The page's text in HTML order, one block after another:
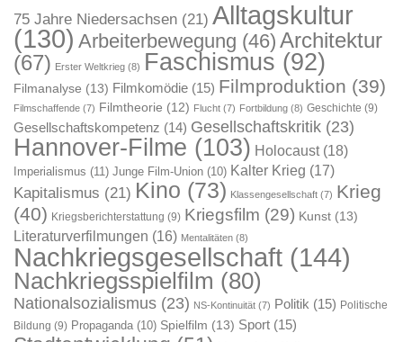
75 Jahre Niedersachsen (21) Alltagskultur
(130) Arbeiterbewegung (46) Architektur
(67) Erster Weltkrieg (8) Faschismus (92)
Filmanalyse (13) Filmkomödie (15) Filmproduktion (39)
Filmschaffende (7) Filmtheorie (12) Flucht (7) Fortbildung (8) Geschichte (9)
Gesellschaftskompetenz (14) Gesellschaftskritik (23)
Hannover-Filme (103) Holocaust(18)
Imperialismus (11) Junge Film-Union (10) Kalter Krieg (17)
Kapitalismus (21) Kino (73) Klassengesellschaft (7) Krieg
(40) Kriegsberichterstattung (9) Kriegsfilm (29) Kunst (13)
Literaturverfilmungen (16) Mentalitäten (8)
Nachkriegsgesellschaft (144)
Nachkriegsspielfilm (80)
Nationalsozialismus (23) NS-Kontinuität (7) Politik (15) Politische
Bildung (9) Propaganda (10) Spielfilm (13) Sport (15)